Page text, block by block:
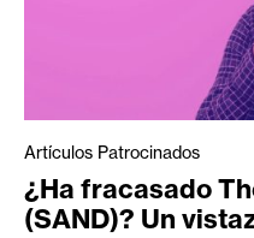
Artículos Patrocinados
¿Ha fracasado
(SAND)? Un